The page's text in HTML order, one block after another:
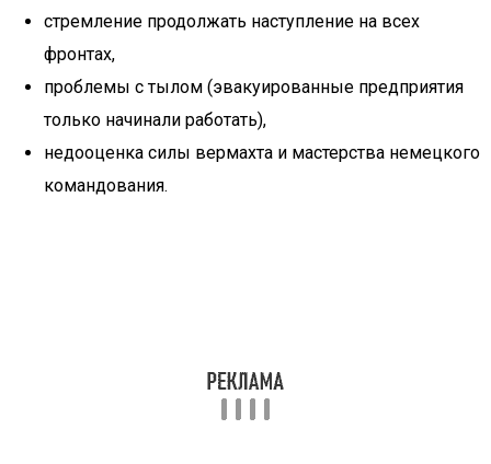
стремление продолжать наступление на всех
фронтах,
проблемы с тылом (эвакуированные предприятия
только начинали работать),
недооценка силы вермахта и мастерства немецкого
командования.